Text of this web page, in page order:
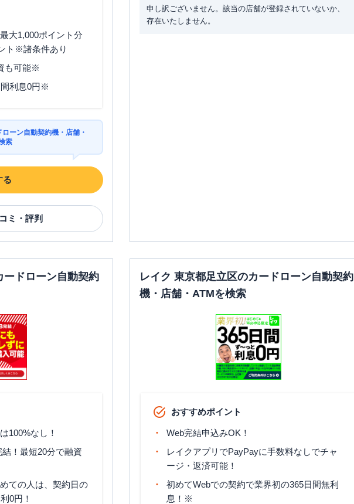
大1,000ポイント分
ト※諸条件あり
も可能※
利息0円※
ーン自動契約機・店舗・
索
る
ミ・評判
申し訳ございません。該当の店舗が登録されていないか、
存在いたしません。
ードローン自動契約
100%なし！
！最短20分で融資
ての人は、契約日の
0円！
レイク 東京都足立区のカードローン自動契約
機・店舗・ATMを検索
おすすめポイント
Web完結申込みOK！
レイクアプリでPayPayに手数料なしでチャ
ージ・返済可能！
初めてWebでの契約で業界初の365日間無利
息！※